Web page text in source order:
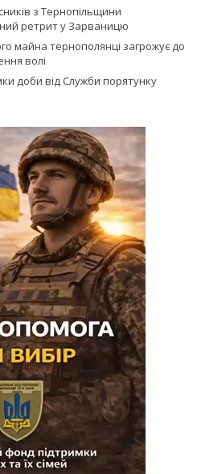
з Тернопільщини
ретрит у Зарваницю
майна тернополянці загрожує до
волі
доби від Служби порятунку